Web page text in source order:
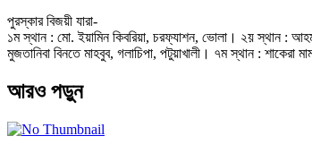
পুরস্কার বিজয়ী যারা-
১ম স্থান : মো. ইয়ামিন কিবরিয়া, চরফ্যাশন, ভোলা। ২য় স্থান :
মুজতানিবা বিনতে মাহবুব, গলাচিপা, পটুয়াখালী। ৭ম স্থান :
আরও পড়ুন